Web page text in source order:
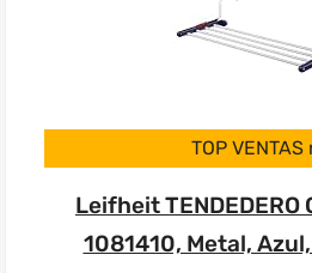
TOP VENTAS
Leifheit TENDEDERO
1081410, Metal,